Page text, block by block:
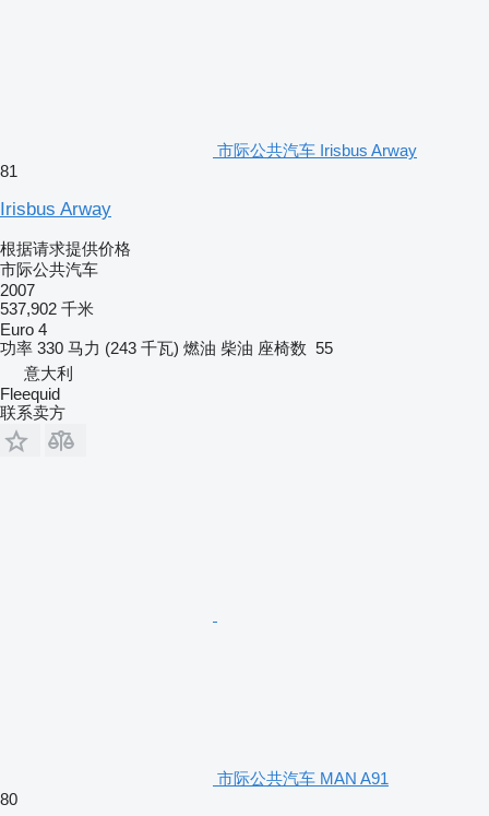
市际公共汽车 Irisbus Arway
81
Irisbus Arway
根据请求提供价格
市际公共汽车
2007
537,902 千米
Euro 4
功率 330 马力 (243 千瓦) 燃油 柴油 座椅数 55
意大利
Fleequid
联系卖方
市际公共汽车 MAN A91
80